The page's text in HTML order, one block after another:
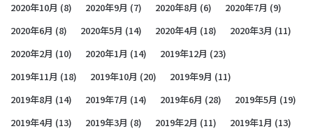
2020年10月 (8) 2020年9月 (7) 2020年8月 (6) 2020年7月 (9)
2020年6月 (8) 2020年5月 (14) 2020年4月 (18) 2020年3月 (11)
2020年2月 (10) 2020年1月 (14) 2019年12月 (23)
2019年11月 (18) 2019年10月 (20) 2019年9月 (11)
2019年8月 (14) 2019年7月 (14) 2019年6月 (28) 2019年5月 (19)
2019年4月 (13) 2019年3月 (8) 2019年2月 (11) 2019年1月 (13)